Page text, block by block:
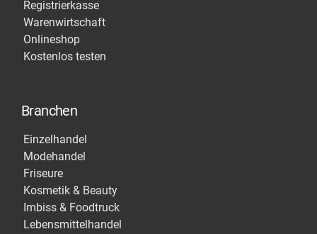
Registrierkasse
Warenwirtschaft
Onlineshop
Kostenlos testen
Branchen
Einzelhandel
Modehandel
Friseure
Kosmetik & Beauty
Imbiss & Foodtruck
Lebensmittelhandel